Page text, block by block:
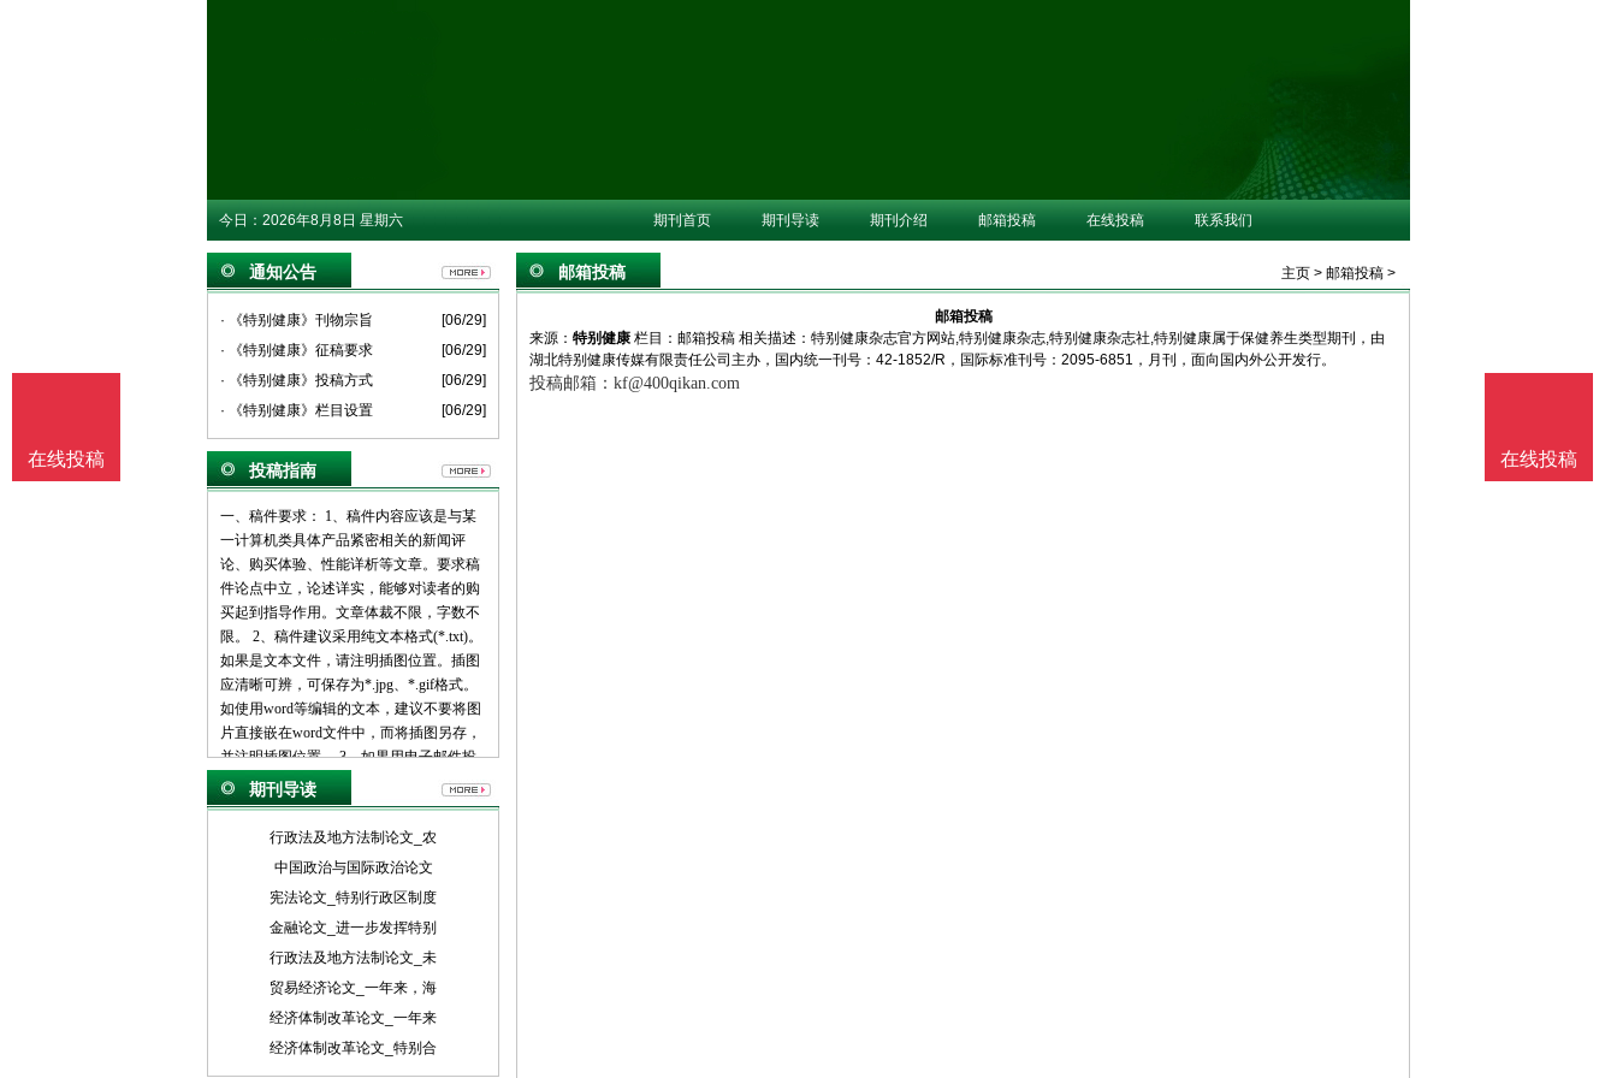
今日： 2026年8月8日 星期六 期刊首页 期刊导读 期刊介绍 邮箱投稿 在线投稿 联系我们
通知公告
· 《特别健康》刊物宗旨
[06/29]
· 《特别健康》征稿要求
[06/29]
· 《特别健康》投稿方式
[06/29]
· 《特别健康》栏目设置
[06/29]
投稿指南
一、稿件要求： 1、稿件内容应该是与某
一计算机类具体产品紧密相关的新闻评
论、购买体验、性能详析等文章。要求稿
件论点中立，论述详实，能够对读者的购
买起到指导作用。文章体裁不限，字数不
限。 2、稿件建议采用纯文本格式(*.txt)。
如果是文本文件，请注明插图位置。插图
应清晰可辨，可保存为*.jpg、*.gif格式。
如使用word等编辑的文本，建议不要将图
片直接嵌在word文件中，而将插图另存，
并注明插图位置。 3、如果用电子邮件投
稿，最好压缩后发送。 4、请使用中文的
标点符号。例如句号为。而不是.。 5、来
稿请注明作者署名(真实姓名、笔名)、详
等，以便联系。 6、我们保留对稿件的增
删权。 7、我们对有一稿多投、剽窃或抄
袭行为者，将保留追究由此引起的法律、
经济责任的权利。 二、投稿方式： 1、 请
稿件，请注明出处并附带原文。 3、 请按
稿件内容投递到相关编辑信箱 三、稿件著
作权： 1、 投稿人保证其向我方所投之作
期刊导读
行政法及地方法制论文_农
中国政治与国际政治论文
宪法论文_特别行政区制度
金融论文_进一步发挥特别
行政法及地方法制论文_未
贸易经济论文_一年来，海
经济体制改革论文_一年来
经济体制改革论文_特别合
邮箱投稿 主页 > 邮箱投稿 >
邮箱投稿
来源： 特别健康 栏目： 邮箱投稿 相关描述：特别健康杂志官方网站,特别健康杂志,特别健康杂志社,特别健康属于保健养生类型期刊，由
湖北特别健康传媒有限责任公司主办，国内统一刊号：42-1852/R，国际标准刊号：2095-6851，月刊，面向国内外公开发行。
投稿邮箱： kf@400qikan.com
在线投稿
在线投稿